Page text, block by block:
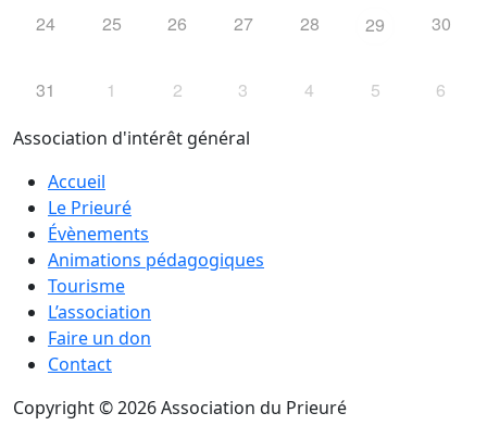
24 25 26 27 28 29 30
31 1 2 3 4 5 6
Association d'intérêt général
Accueil
Le Prieuré
Évènements
Animations pédagogiques
Tourisme
L’association
Faire un don
Contact
Copyright © 2026 Association du Prieuré